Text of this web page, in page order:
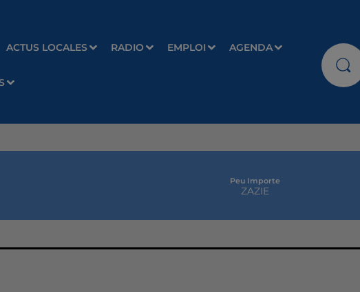
ACTUS LOCALES RADIO EMPLOI AGENDA
Peu Importe
ZAZIE